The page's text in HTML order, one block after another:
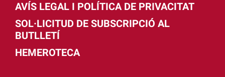
AVÍS LEGAL I POLÍTICA DE PRIVACITAT
SOL·LICITUD DE SUBSCRIPCIÓ AL
BUTLLETÍ
HEMEROTECA